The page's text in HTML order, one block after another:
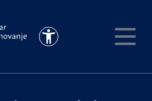
Pristupačnost